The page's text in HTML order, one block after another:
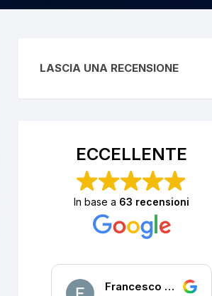
LASCIA UNA RECENSIONE
ECCELLENTE
In base a 63 recensioni
Francesco DALLA PORTA